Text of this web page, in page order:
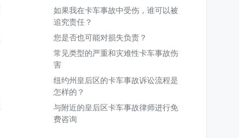
如果我在卡车事故中受伤，谁可以被
追究责任？
您是否也可能对损失负责？
常见类型的严重和灾难性卡车事故伤
害
纽约州皇后区的卡车事故诉讼流程是
怎样的？
与附近的皇后区卡车事故律师进行免
费咨询